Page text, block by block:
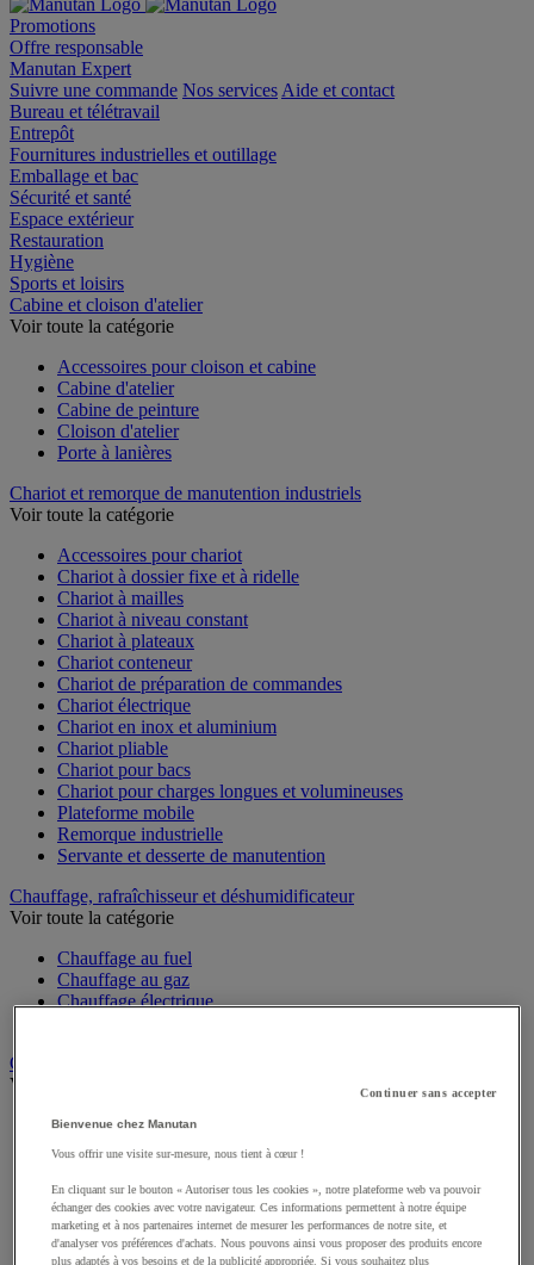
Promotions
Offre responsable
Manutan Expert
Suivre une commande Nos services Aide et contact
Bureau et télétravail
Entrepôt
Fournitures industrielles et outillage
Emballage et bac
Sécurité et santé
Espace extérieur
Restauration
Hygiène
Sports et loisirs
Cabine et cloison d'atelier
Voir toute la catégorie
Accessoires pour cloison et cabine
Cabine d'atelier
Cabine de peinture
Cloison d'atelier
Porte à lanières
Chariot et remorque de manutention industriels
Voir toute la catégorie
Accessoires pour chariot
Chariot à dossier fixe et à ridelle
Chariot à mailles
Chariot à niveau constant
Chariot à plateaux
Chariot conteneur
Chariot de préparation de commandes
Chariot électrique
Chariot en inox et aluminium
Chariot pliable
Chariot pour bacs
Chariot pour charges longues et volumineuses
Plateforme mobile
Remorque industrielle
Servante et desserte de manutention
Chauffage, rafraîchisseur et déshumidificateur
Voir toute la catégorie
Chauffage au fuel
Chauffage au gaz
Chauffage électrique
Convoyeur
Voir toute la catégorie
Accessoires pour convoyeur
Bille de manutention
Convoyeur extensible et mobile
Convoyeur motorisé à bande
Convoyeur pour palettes
Rail et barrette de manutention
Continuer sans accepter
Bienvenue chez Manutan
Vous offrir une visite sur-mesure, nous tient à cœur !
En cliquant sur le bouton « Autoriser tous les cookies », notre plateforme web va pouvoir
échanger des cookies avec votre navigateur. Ces informations permettent à notre équipe
marketing et à nos partenaires internet de mesurer les performances de notre site, et
d'analyser vos préférences d'achats. Nous pouvons ainsi vous proposer des produits encore
plus adaptés à vos besoins et de la publicité appropriée. Si vous souhaitez plus